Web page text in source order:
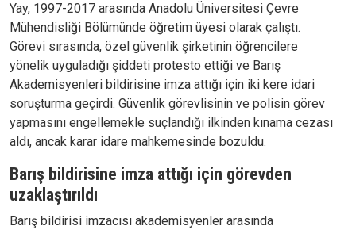
Yay, 1997-2017 arasında Anadolu Üniversitesi Çevre
Mühendisliği Bölümünde öğretim üyesi olarak çalıştı.
Görevi sırasında, özel güvenlik şirketinin öğrencilere
yönelik uyguladığı şiddeti protesto ettiği ve Barış
Akademisyenleri bildirisine imza attığı için iki kere idari
soruşturma geçirdi. Güvenlik görevlisinin ve polisin görev
yapmasını engellemekle suçlandığı ilkinden kınama cezası
aldı, ancak karar idare mahkemesinde bozuldu.
Barış bildirisine imza attığı için görevden
uzaklaştırıldı
Barış bildirisi imzacısı akademisyenler arasında